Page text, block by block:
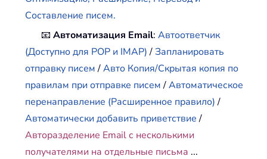
Составление писем.
📧Автоматизация Email:Автоответчик
(Доступно для POP и IMAP)/Запланировать
отправку писем/Авто Копия/Скрытая копия по
правилам при отправке писем/Автоматическое
перенаправление (Расширенное правило)/
Автоматически добавить приветствие/
Авторазделение Email с несколькими
получателями на отдельные письма ...